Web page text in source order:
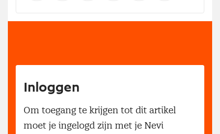
Inloggen
Om toegang te krijgen tot dit artikel
moet je ingelogd zijn met je Nevi